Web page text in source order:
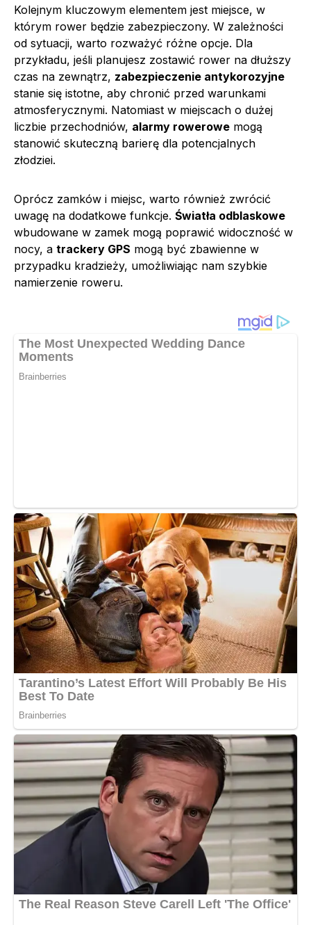
Kolejnym kluczowym elementem jest miejsce, w
którym rower będzie zabezpieczony. W zależności
od sytuacji, warto rozważyć różne opcje. Dla
przykładu, jeśli planujesz zostawić rower na dłuższy
czas na zewnątrz, zabezpieczenie antykorozyjne
stanie się istotne, aby chronić przed warunkami
atmosferycznymi. Natomiast w miejscach o dużej
liczbie przechodniów, alarmy rowerowe mogą
stanowić skuteczną barierę dla potencjalnych
złodziei.
Oprócz zamków i miejsc, warto również zwrócić
uwagę na dodatkowe funkcje. Światła odblaskowe
wbudowane w zamek mogą poprawić widoczność w
nocy, a trackery GPS mogą być zbawienne w
przypadku kradzieży, umożliwiając nam szybkie
namierzenie roweru.